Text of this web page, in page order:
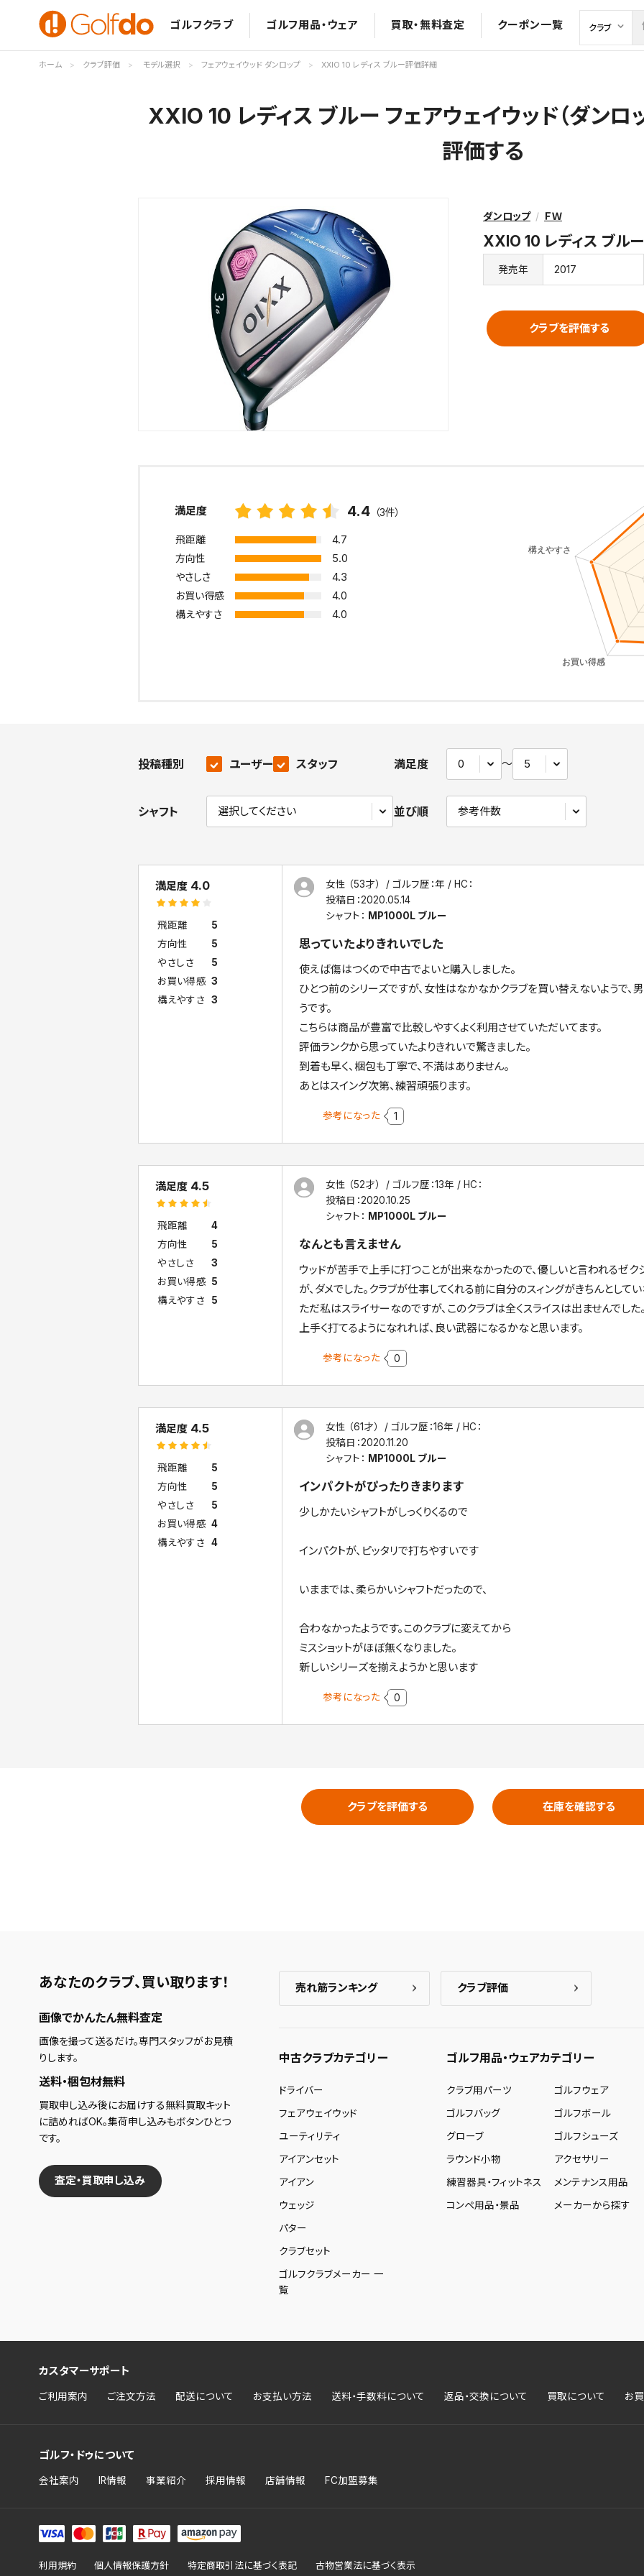
ゴルフクラブ ゴルフ用品・ウェア 買取・無料査定 クーポン一覧
ホーム クラブ評価 モデル選択 フェアウェイウッド ダンロップ XXIO 10 レディス ブルー評価詳細
XXIO 10 レディス ブルー フェアウェイウッド（ダンロ
評価する
ダンロップ ＦＷ
XXIO 10 レディス ブルー
発売年 2017
クラブを評価する
満足度 4.4 （3件）
飛距離 4.7
方向性 5.0
やさしさ 4.3
お買い得感 4.0
構えやすさ 4.0
投稿種別 ユーザー スタッフ
シャフト
満足度 〜
並び順
満足度 4.0
飛距離
5
方向性
5
やさしさ
5
お買い得感 3
構えやすさ
3
女性 （53才） ゴルフ歴：年
HC：
投稿日：2020.05.14
シャフト： MP1000L ブルー
思っていたよりきれいでした
使えば傷はつくので中古でよいと購入しました。
ひとつ前のシリーズですが、女性はなかなかクラブを買い替えないようで
うです。
こちらは商品が豊富で比較しやすくよく利用させていただいてます。
評価ランクから思っていたよりきれいで驚きました。
到着も早く、梱包も丁寧で、不満はありません。
あとはスイング次第、練習頑張ります。
参考になった 1
満足度 4.5
飛距離
4
方向性
5
やさしさ
3
お買い得感 5
構えやすさ
5
女性 （52才） ゴルフ歴：13年
HC：
投稿日：2020.10.25
シャフト： MP1000L ブルー
なんとも言えません
ウッドが苦手で上手に打つことが出来なかったので、優しいと言われるゼ
が、ダメでした。クラブが仕事してくれる前に自分のスィングがきちんとして
ただ私はスライサーなのですが、このクラブは全くスライスは出ませんでした
上手く打てるようになれれば、良い武器になるかなと思います。
参考になった 0
満足度 4.5
飛距離
5
方向性
5
やさしさ
5
お買い得感 4
構えやすさ
4
女性 （61才） ゴルフ歴：16年
HC：
投稿日：2020.11.20
シャフト： MP1000L ブルー
インパクトがぴったりきまります
少しかたいシャフトがしっくりくるので
インパクトが、ピッタリで打ちやすいです
いままでは、柔らかいシャフトだったので、
合わなかったようです。このクラブに変えてから
ミスショットがほぼ無くなりました。
新しいシリーズを揃えようかと思います
参考になった 0
クラブを評価する 在庫を確認する
あなたのクラブ、 買い取ります！
画像でかんたん無料査定
画像を撮って送るだけ。専門スタッフがお見積
りします。
送料・梱包材無料
買取申し込み後にお届けする無料買取キット
に詰めればOK。集荷申し込みもボタンひとつ
です。
査定・買取申し込み
売れ筋ランキング クラブ評価
中古クラブカテゴリー
ドライバー
フェアウェイウッド
ユーティリティ
アイアンセット
アイアン
ウェッジ
パター
クラブセット
ゴルフクラブメーカー 一
覧
ゴルフ用品・ウェアカテゴリー
クラブ用パーツ
ゴルフウェア
ゴルフバッグ
ゴルフボール
グローブ
ゴルフシューズ
ラウンド小物
アクセサリー
練習器具・フィットネス
メンテナンス用品
コンペ用品・景品
メーカーから探す
カスタマーサポート
ご利用案内 ご注文方法 配送について お支払い方法 送料・手数料について 返品・交換について 買取について お
ゴルフ・ドゥについて
会社案内 IR情報 事業紹介 採用情報 店舗情報 FC加盟募集
利用規約 個人情報保護方針 特定商取引法に基づく表記 古物営業法に基づく表示